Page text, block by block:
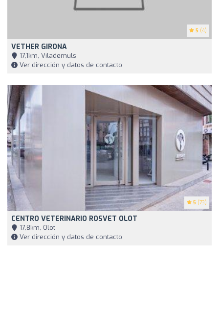
5 (4)
VETHER GIRONA
17,1km, Vilademuls
Ver dirección y datos de contacto
5 (73)
CENTRO VETERINARIO ROSVET OLOT
17,8km, Olot
Ver dirección y datos de contacto